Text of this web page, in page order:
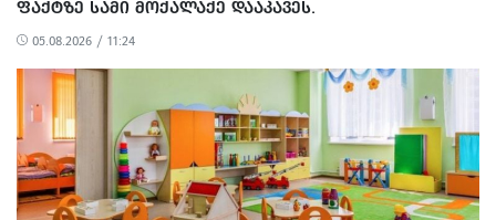
ᲤᲐᲥᲢᲖᲔ ᲡᲐᲛᲘ ᲛᲝᲥᲐᲚᲐᲥᲔ ᲓᲐᲐᲙᲐᲕᲔᲡ.
05.08.2026 / 11:24